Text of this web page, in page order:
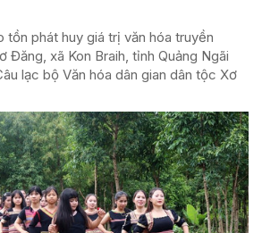
tồn phát huy giá trị văn hóa truyền
Đăng, xã Kon Braih, tỉnh Quảng Ngãi
lạc bộ Văn hóa dân gian dân tộc Xơ